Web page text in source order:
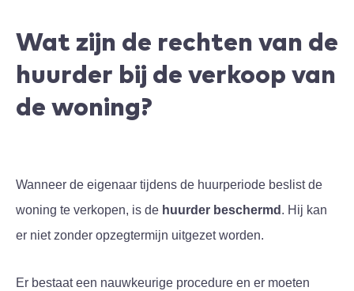
Wat zijn de rechten van de
huurder bij de verkoop van
de woning?
Wanneer de eigenaar tijdens de huurperiode beslist de
woning te verkopen, is de huurder beschermd . Hij kan
er niet zonder opzegtermijn uitgezet worden.
Er bestaat een nauwkeurige procedure en er moeten